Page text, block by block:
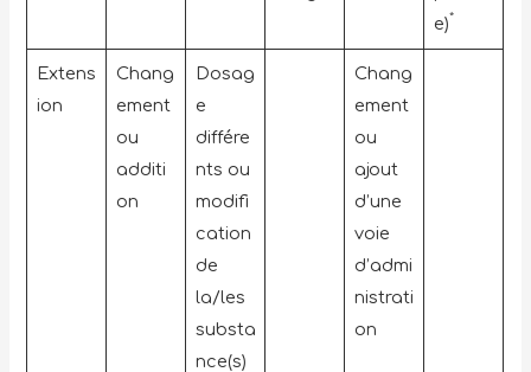
e)*
Extens
ion
Chang
ement
ou
additi
on
Dosag
e
différe
nts ou
modifi
cation
de
la/les
substa
nce(s)
Chang
ement
ou
ajout
d’une
voie
d’admi
nistrati
on